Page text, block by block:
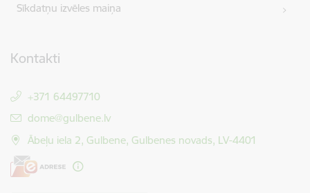
Sīkdatņu izvēles maiņa
Kontakti
+371 64497710
E-pasts:
dome@gulbene.lv
Ābeļu iela 2, Gulbene, Gulbenes novads, LV-4401